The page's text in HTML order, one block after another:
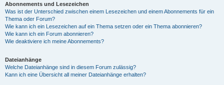
Abonnements und Lesezeichen
Was ist der Unterschied zwischen einem Lesezeichen und einem Abonnements für ein
Thema oder Forum?
Wie kann ich ein Lesezeichen auf ein Thema setzen oder ein Thema abonnieren?
Wie kann ich ein Forum abonnieren?
Wie deaktiviere ich meine Abonnements?
Dateianhänge
Welche Dateianhänge sind in diesem Forum zulässig?
Kann ich eine Übersicht all meiner Dateianhänge erhalten?